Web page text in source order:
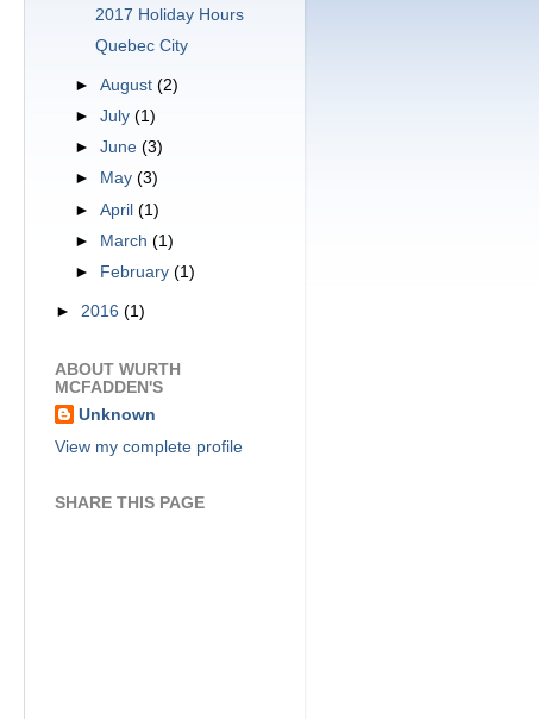
2017 Holiday Hours
Quebec City
►August(2)
►July(1)
►June(3)
►
May(3)
►April(1)
► March(1)
►
February(1)
► 2016 (1)
ABOUT WURTH
MCFADDEN'S
Unknown
View my complete profile
SHARE THIS PAGE